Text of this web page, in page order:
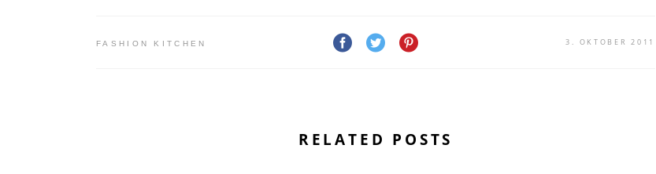
FASHION KITCHEN 3. OKTOBER 2011
RELATED POSTS